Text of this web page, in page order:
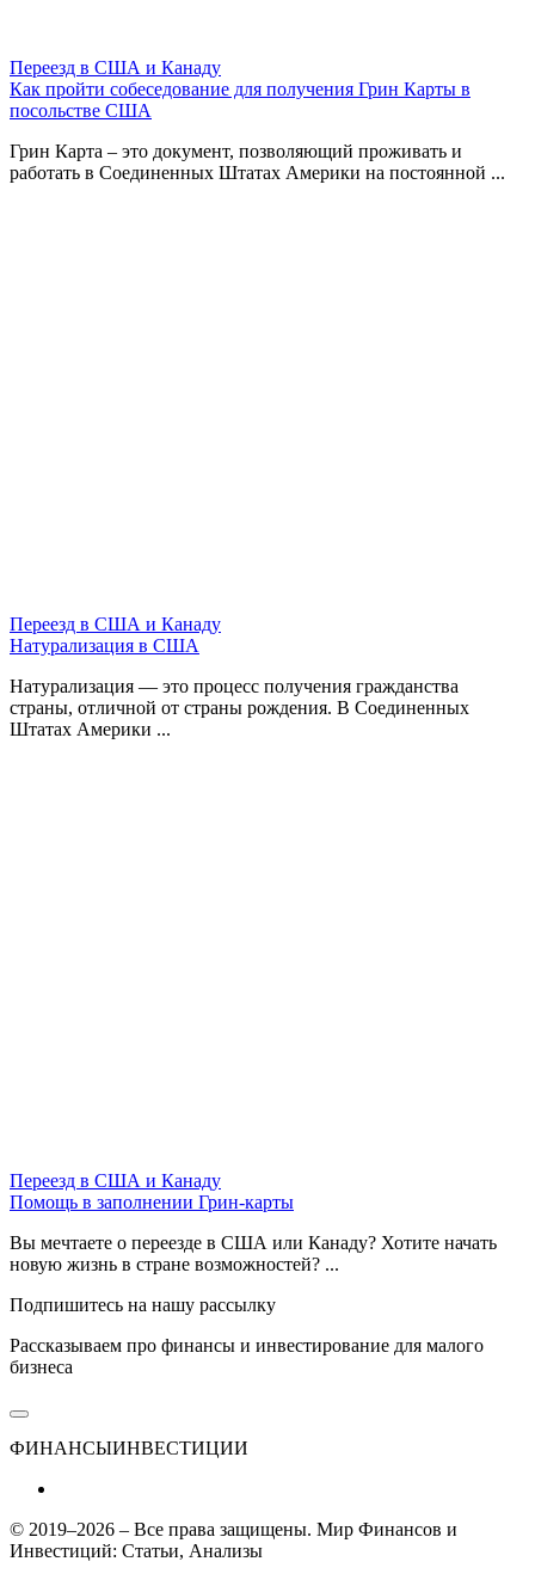
Переезд в США и Канаду
Как пройти собеседование для получения Грин Карты в
посольстве США
Грин Карта – это документ, позволяющий проживать и
работать в Соединенных Штатах Америки на постоянной ...
Переезд в США и Канаду
Натурализация в США
Натурализация — это процесс получения гражданства
страны, отличной от страны рождения. В Соединенных
Штатах Америки ...
Переезд в США и Канаду
Помощь в заполнении Грин-карты
Вы мечтаете о переезде в США или Канаду? Хотите начать
новую жизнь в стране возможностей? ...
Подпишитесь на нашу рассылку
Рассказываем про финансы и инвестирование для малого
бизнеса
ФИНАНСЫИНВЕСТИЦИИ
© 2019–2026 – Все права защищены. Мир Финансов и
Инвестиций: Статьи, Анализы